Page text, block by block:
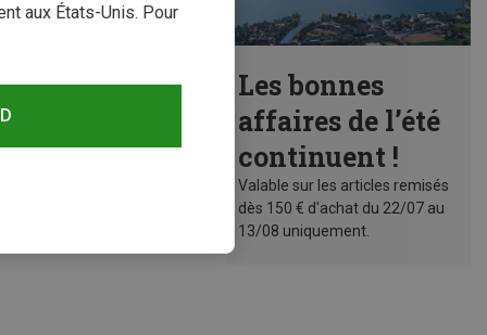
Les bonnes
affaires de l’été
continuent !
Valable sur les articles remisés
dès 150 € d'achat du 22/07 au
13/08 uniquement.
aux États-Unis. Pour